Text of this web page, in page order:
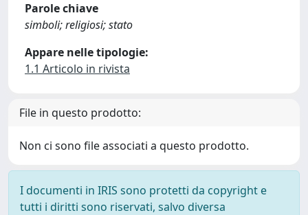
Parole chiave
simboli; religiosi; stato
Appare nelle tipologie:
1.1 Articolo in rivista
File in questo prodotto:
Non ci sono file associati a questo prodotto.
I documenti in IRIS sono protetti da copyright e
tutti i diritti sono riservati, salvo diversa